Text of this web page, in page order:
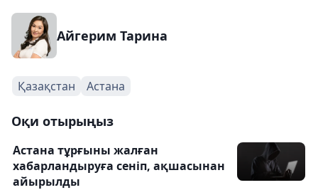
Айгерим Тарина
Қазақстан Астана
Оқи отырыңыз
Астана тұрғыны жалған
хабарландыруға сеніп, ақшасынан
айырылды